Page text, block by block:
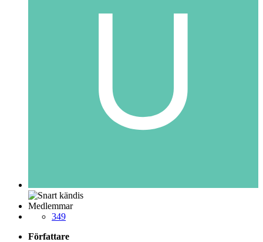
Medlemmar
349
Författare